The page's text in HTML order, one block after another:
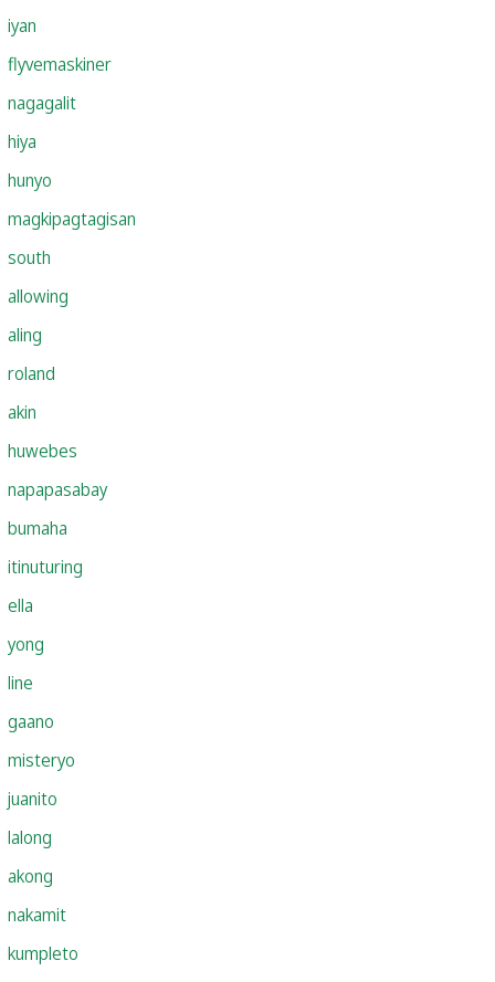
iyan
flyvemaskiner
nagagalit
hiya
hunyo
magkipagtagisan
south
allowing
aling
roland
akin
huwebes
napapasabay
bumaha
itinuturing
ella
yong
line
gaano
misteryo
juanito
lalong
akong
nakamit
kumpleto